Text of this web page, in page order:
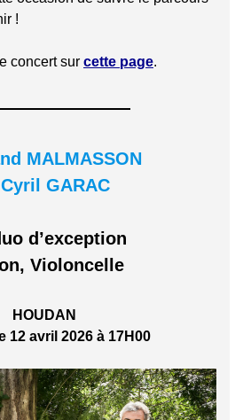
!
concert sur cette page.
MALMASSON
GARAC
d’exception
Violoncelle
HOUDAN
12 avril 2026 à 17H00